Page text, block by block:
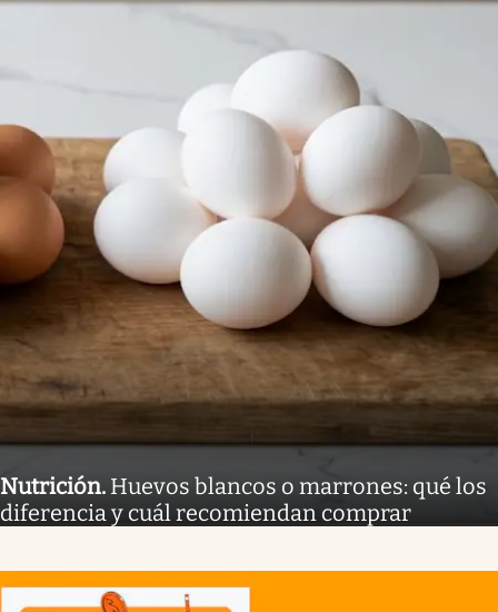
Nutrición. Huevos blancos o marrones: qué los
diferencia y cuál recomiendan comprar